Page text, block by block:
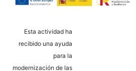
Esta actividad ha
recibido una ayuda
para la
modernización de las